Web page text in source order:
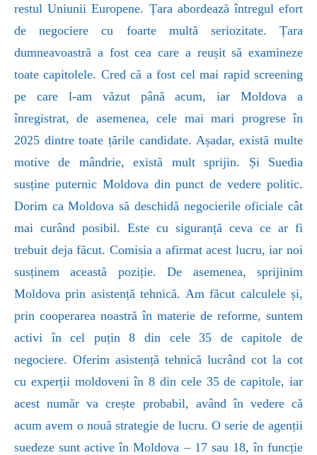
restul Uniunii Europene. Țara abordează întregul efort
de negociere cu foarte multă seriozitate. Țara
dumneavoastră a fost cea care a reușit să examineze
toate capitolele. Cred că a fost cel mai rapid screening
pe care l-am văzut până acum, iar Moldova a
înregistrat, de asemenea, cele mai mari progrese în
2025 dintre toate țările candidate. Așadar, există multe
motive de mândrie, există mult sprijin. Și Suedia
susține puternic Moldova din punct de vedere politic.
Dorim ca Moldova să deschidă negocierile oficiale cât
mai curând posibil. Este cu siguranță ceva ce ar fi
trebuit deja făcut. Comisia a afirmat acest lucru, iar noi
susținem această poziție. De asemenea, sprijinim
Moldova prin asistență tehnică. Am făcut calculele și,
prin cooperarea noastră în materie de reforme, suntem
activi în cel puțin 8 din cele 35 de capitole de
negociere. Oferim asistență tehnică lucrând cot la cot
cu experții moldoveni în 8 din cele 35 de capitole, iar
acest număr va crește probabil, având în vedere că
acum avem o nouă strategie de lucru. O serie de agenții
suedeze sunt active în Moldova – 17 sau 18, în funcție